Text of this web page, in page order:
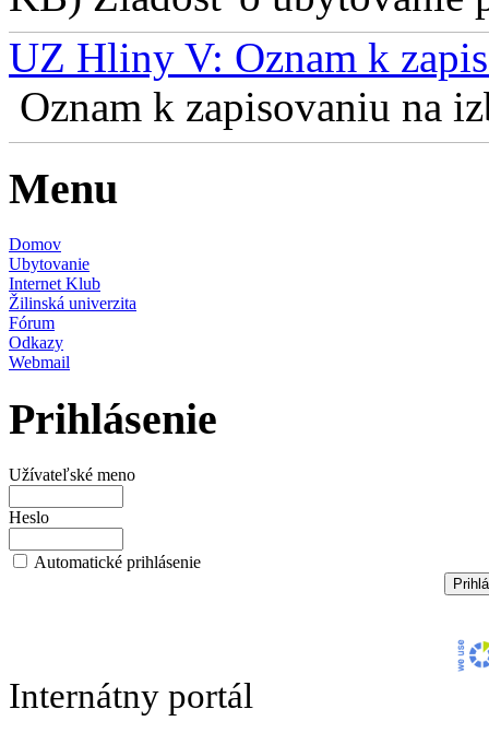
UZ Hliny V: Oznam k
Oznam k zapisovaniu na
Menu
Domov
Ubytovanie
Internet Klub
Žilinská univerzita
Fórum
Odkazy
Webmail
Prihlásenie
Užívateľské meno
Heslo
Automatické prihlásenie
Internátny portál